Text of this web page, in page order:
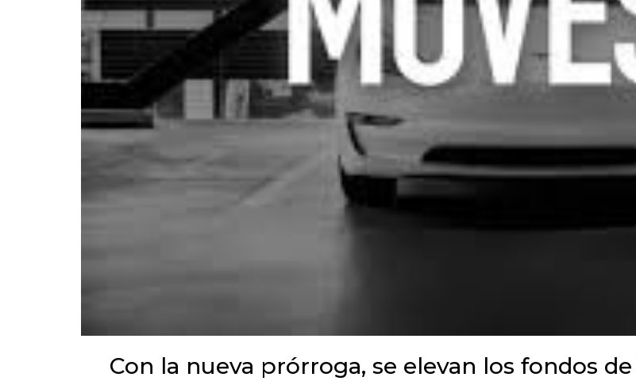
Con la nueva prórroga, se elevan los fondos